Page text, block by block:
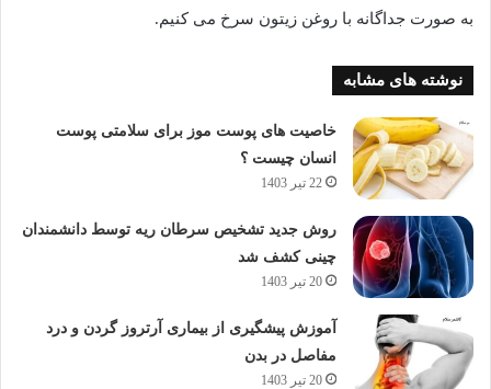
به صورت جداگانه با روغن زیتون سرخ می کنیم.
نوشته های مشابه
خاصیت های پوست موز برای سلامتی پوست
انسان چیست ؟
22 تیر 1403
روش جدید تشخیص سرطان ریه توسط دانشمندان
چینی کشف شد
20 تیر 1403
آموزش پیشگیری از بیماری آرتروز گردن و درد
مفاصل در بدن
20 تیر 1403